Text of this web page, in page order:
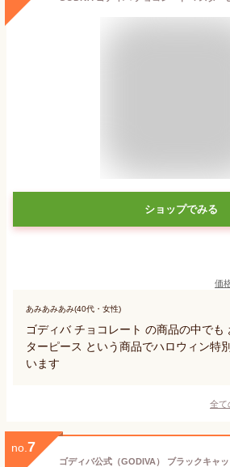
ショップでみる
価
あみあみあみ(40代・女性)
ゴディバ チョコレート の商品の中でも
ターピース という商品でハロウィン特
います
全て
no. 7